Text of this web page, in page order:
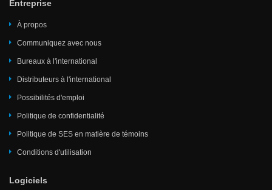
Entreprise
À propos
Communiquez avec nous
Bureaux à l'international
Distributeurs à l'international
Possibilités d'emploi
Politique de confidentialité
Politique de SES en matière de témoins
Conditions d'utilisation
Logiciels